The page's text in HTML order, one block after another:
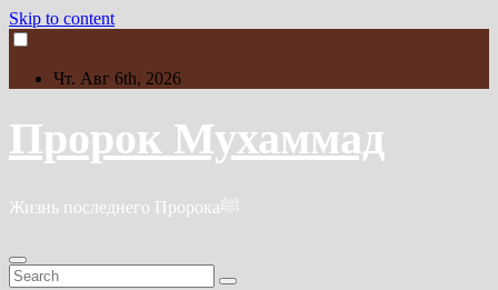
Skip to content
Чт. Авг 6th, 2026
Пророк Мухаммад
Жизнь последнего Пророкаﷺ